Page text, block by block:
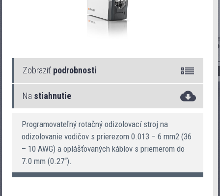
Zobraziť podrobnosti
Na stiahnutie
RotaryStrip 2400
Programovateľný rotačný odizolovací stroj na
odizolovanie vodičov s prierezom 0.013 – 6 mm2 (36
– 10 AWG) a oplášťovaných káblov s priemerom do
7.0 mm (0.27“).